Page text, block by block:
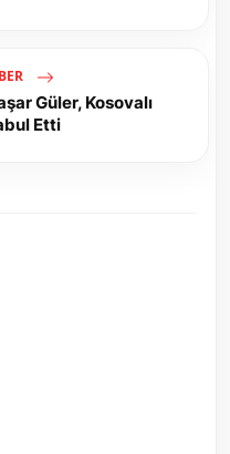
Güler, Kosovalı
Etti